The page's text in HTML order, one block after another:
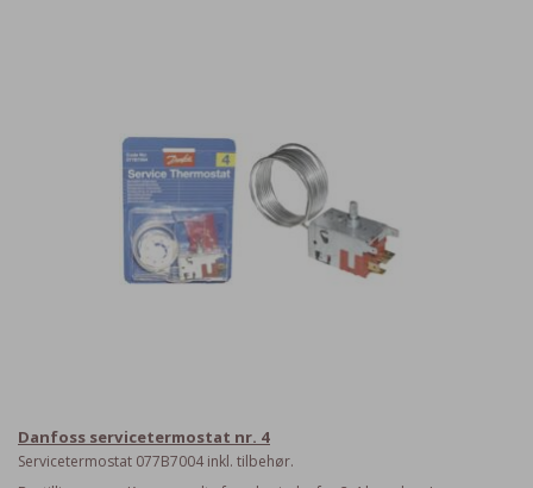
Danfoss servicetermostat nr. 4
Servicetermostat 077B7004 inkl. tilbehør.